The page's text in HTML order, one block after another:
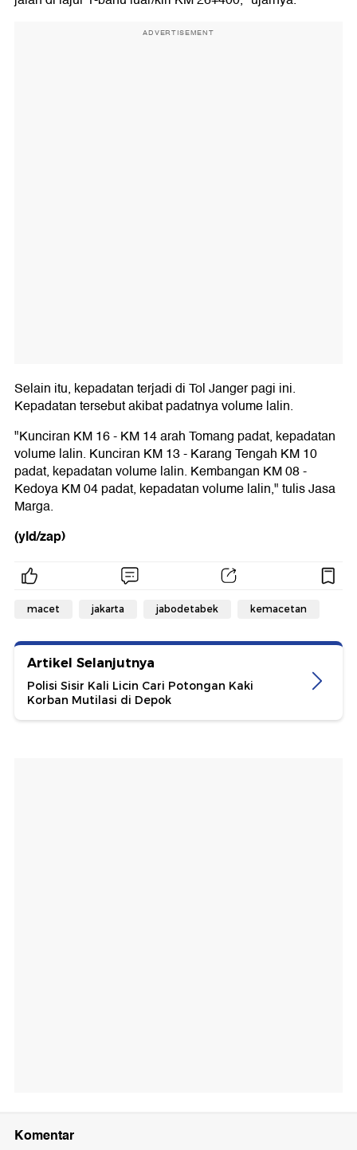
ADVERTISEMENT
Selain itu, kepadatan terjadi di Tol Janger pagi ini.
Kepadatan tersebut akibat padatnya volume lalin.
"Kunciran KM 16 - KM 14 arah Tomang padat, kepadatan
volume lalin. Kunciran KM 13 - Karang Tengah KM 10
padat, kepadatan volume lalin. Kembangan KM 08 -
Kedoya KM 04 padat, kepadatan volume lalin," tulis Jasa
Marga.
(yld/zap)
macet jakarta jabodetabek kemacetan
Artikel Selanjutnya
Polisi Sisir Kali Licin Cari Potongan Kaki
Korban Mutilasi di Depok